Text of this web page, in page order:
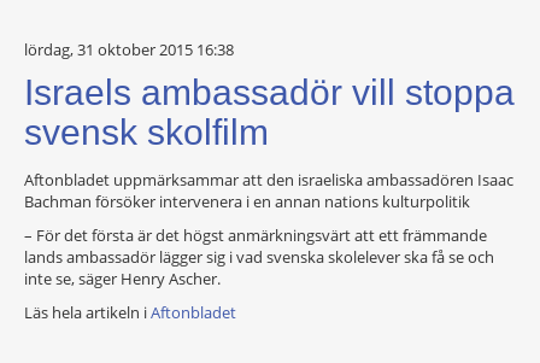
lördag, 31 oktober 2015 16:38
Israels ambassadör vill stoppa
svensk skolfilm
Aftonbladet uppmärksammar att den israeliska ambassadören Isaac
Bachman försöker intervenera i en annan nations kulturpolitik
– För det första är det högst anmärkningsvärt att ett främmande
lands ambassadör lägger sig i vad svenska skolelever ska få se och
inte se, säger Henry Ascher.
Läs hela artikeln iAftonbladet